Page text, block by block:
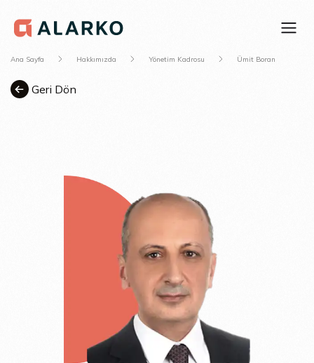
Ana Sayfa Hakkımızda Yönetim Kadrosu Ümit Boran
Geri Dön